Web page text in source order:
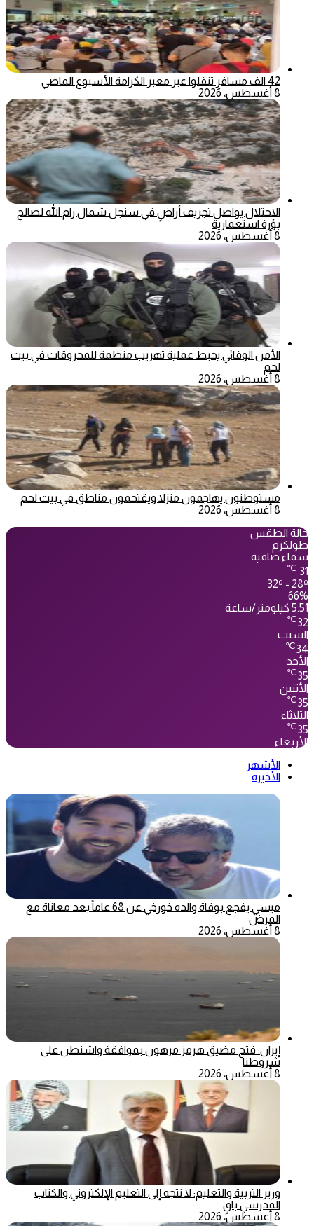
42 الف مسافر تنقلوا عبر معبر الكرامة الأسبوع الماضي
8 أغسطس، 2026
الاحتلال يواصل تجريف أراضٍ في سنجل شمال رام الله لصالح
بؤرة استعمارية
8 أغسطس، 2026
الأمن الوقائي يحبط عملية تهريب منظمة للمحروقات في بيت
لحم
8 أغسطس، 2026
مستوطنون يهاجمون منزلا ويقتحمون مناطق في بيت لحم
8 أغسطس، 2026
حالة الطقس
طولكرم
سماء صافية
31
℃
32º - 28º
66%
5.51 كيلومتر/ساعة
32
℃
السبت
34
℃
الأحد
35
℃
الأثنين
35
℃
الثلاثاء
35
℃
الأربعاء
الأشهر
الأخيرة
ميسي يفجع بوفاة والده خورخي عن 68 عاماً بعد معاناة مع
المرض
8 أغسطس، 2026
إيران: فتح مضيق هرمز مرهون بموافقة واشنطن على
شروطنا
8 أغسطس، 2026
وزير التربية والتعليم: لا نتجه إلى التعليم الإلكتروني والكتاب
المدرسي باقٍ
8 أغسطس، 2026